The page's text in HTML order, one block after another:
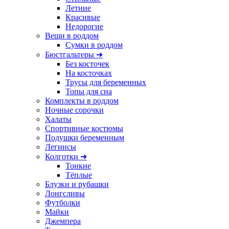
Летние
Красивые
Недорогие
Вещи в роддом
Сумки в роддом
Бюстгальтеры ➜
Без косточек
На косточках
Трусы для беременных
Топы для сна
Комплекты в роддом
Ночные сорочки
Халаты
Спортивные костюмы
Подушки беременным
Легинсы
Колготки ➜
Тонкие
Тёплые
Блузки и рубашки
Лонгсливы
Футболки
Майки
Джемпера